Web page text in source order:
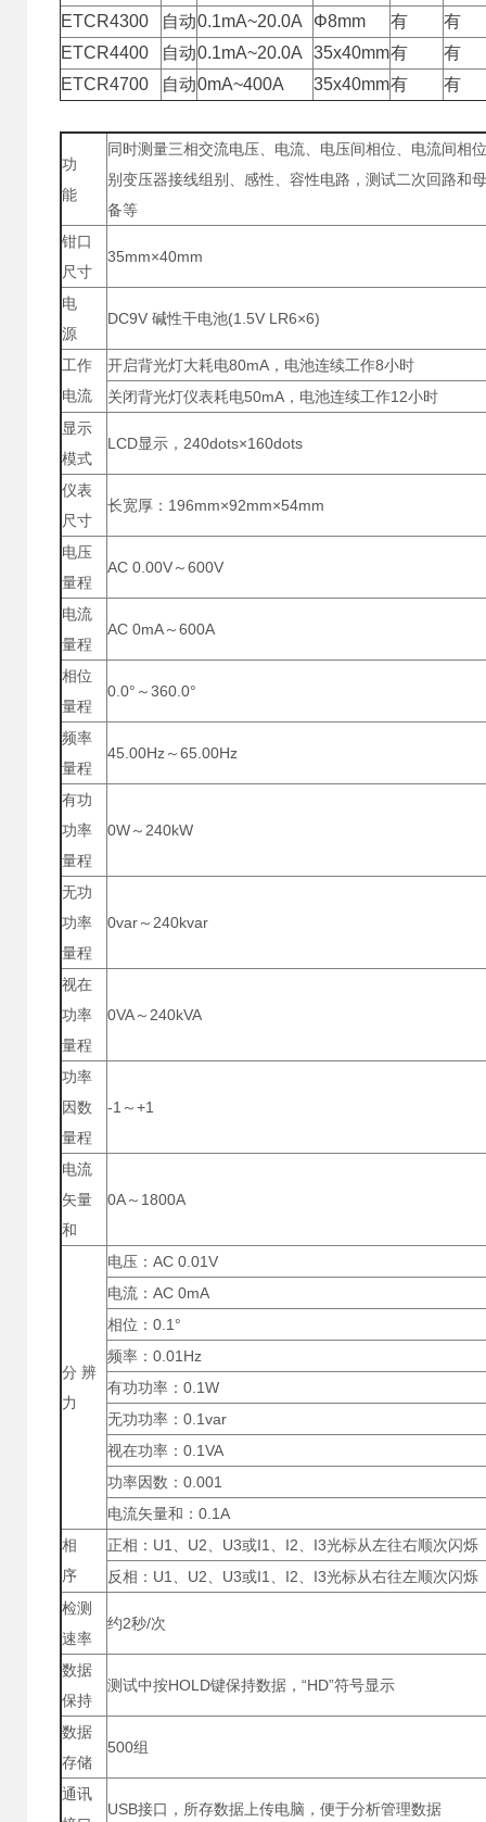
ETCR4300
自动0.1mA~20.0A Φ8mm 有
有
ETCR4400
自动0.1mA~20.0A 35x40mm有
有
ETCR4700
自动0mA~400A 35x40mm有 有
功
能
同时测量三相交流电压、电流、电压间相位、电流间相
别变压器接线组别、感性、容性电路，测试二次回路和
备等
钳口
尺寸
35mm×40mm
电
源
DC9V 碱性干电池(1.5V LR6×6)
工作
电流
开启背光灯大耗电80mA，电池连续工作8小时
关闭背光灯仪表耗电50mA，电池连续工作12小时
显示
模式
LCD显示，240dots×160dots
仪表
尺寸
长宽厚：196mm×92mm×54mm
电压
量程
AC 0.00V～600V
电流
量程
AC 0mA～600A
相位
量程
0.0°～360.0°
频率
量程
45.00Hz～65.00Hz
有功
功率
量程
0W～240kW
无功
功率
量程
0var～240kvar
视在
功率
量程
0VA～240kVA
功率
因数
量程
-1～+1
电流
矢量
和
0A～1800A
分 辨
力
电压：AC 0.01V
电流：AC 0mA
相位：0.1°
频率：0.01Hz
有功功率：0.1W
无功功率：0.1var
视在功率：0.1VA
功率因数：0.001
电流矢量和：0.1A
相
序
正相：U1、U2、U3或I1、I2、I3光标从左往右顺次闪烁
反相：U1、U2、U3或I1、I2、I3光标从右往左顺次闪烁
检测
速率
约2秒/次
数据
保持
测试中按HOLD键保持数据，“HD”符号显示
数据
存储
500组
通讯
USB接口，所存数据上传电脑，便于分析管理数据